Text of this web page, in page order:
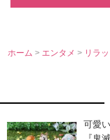
ホーム > エンタメ> リラ
可愛